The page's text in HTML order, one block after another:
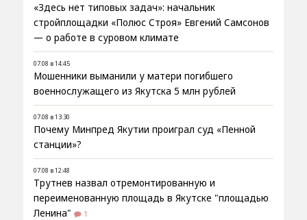
«Здесь нет типовых задач»: начальник
стройплощадки «Полюс Строя» Евгений Самсонов
— о работе в суровом климате
07.08 в 14:45
Мошенники выманили у матери погибшего
военнослужащего из Якутска 5 млн рублей
07.08 в 13:30
Почему Минпред Якутии проиграл суд «Пенной
станции»?
07.08 в 12:48
Трутнев назвал отремонтированную и
переименованную площадь в Якутске "площадью
Ленина"
1